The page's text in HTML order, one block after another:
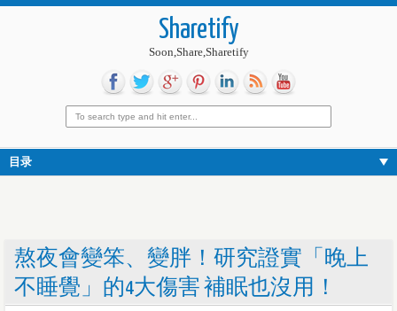
Sharetify
Soon,Share,Sharetify
目录
熬夜會變笨、變胖！研究證實「晚上
不睡覺」的4大傷害 補眠也沒用！